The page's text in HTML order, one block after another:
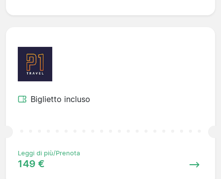
Biglietto incluso
Leggi di più/Prenota
149 €